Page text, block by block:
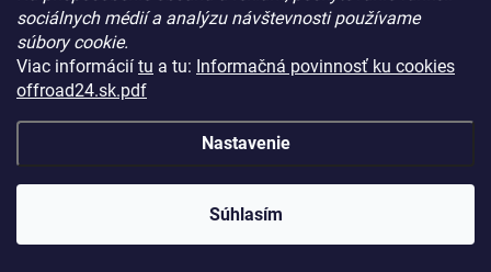
sociálnych médií a analýzu návštevnosti používame
súbory cookie.
Viac informácií tu a tu: Informačná povinnosť ku cookies
offroad24.sk.pdf
Nastavenie
Súhlasím
vozidlo čo najrýchlejšie a najpresnejšie, máme pre vás
malý tip:
Začnite výberom vášho vozidla– Týmto krokom si
zaistíte, že uvidíte len kompatibilné produkty.
filtre. Použite ich! Ušetria vám kopu času a pomôžu nájsť
presne to, čo hľadáte, behom sekúnd.